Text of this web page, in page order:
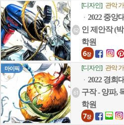
62
[디자인] 관악
ㆍ 2022 중앙
인 제안작 (
학원
6장
마이픽
61
[디자인] 관악
ㆍ 2022 경희
구작 - 양파,
학원
7장